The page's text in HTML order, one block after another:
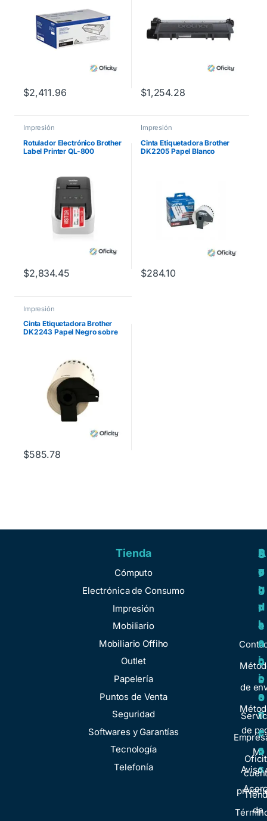
$2,411.96 $1,254.28
Impresión
Rotulador Electrónico Brother
Label Printer QL-800
$2,834.45
Impresión
Cinta Etiquetadora Brother
DK2205 Papel Blanco
$284.10
Impresión
Cinta Etiquetadora Brother
DK2243 Papel Negro sobre
$585.78
Tienda
Cómputo
Electrónica de Consumo
Impresión
Mobiliario
Mobiliario Offiho
Outlet
Papelería
Puntos de Venta
Seguridad
Softwares y Garantías
Tecnología
Telefonía
A
y
u
d
a
de
de
Mi
S
o
b
r
e
n
o
s
o
t
r
o
s
de
R
e
g
u
l
a
c
i
o
n
e
s
Aviso
S
e
r
v
i
c
i
o
s